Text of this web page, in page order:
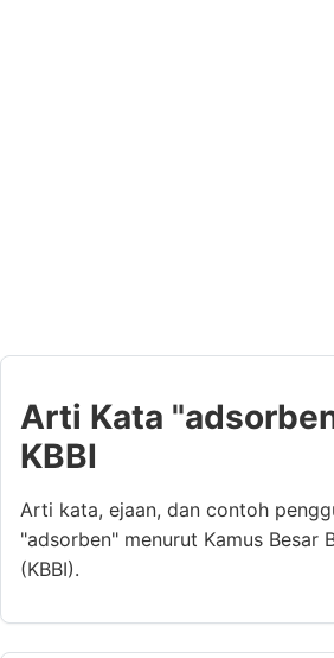
Arti Kata
KBBI
Arti kata, ejaan, dan contoh
"adsorben" menurut Kamus Besar
(KBBI).